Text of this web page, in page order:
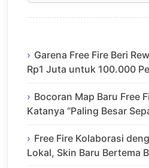
Garena Free Fire Beri
Rp1 Juta untuk 100.000
Bocoran Map Baru Free
Katanya “Paling Besar
Free Fire Kolaborasi
Lokal, Skin Baru Bertema